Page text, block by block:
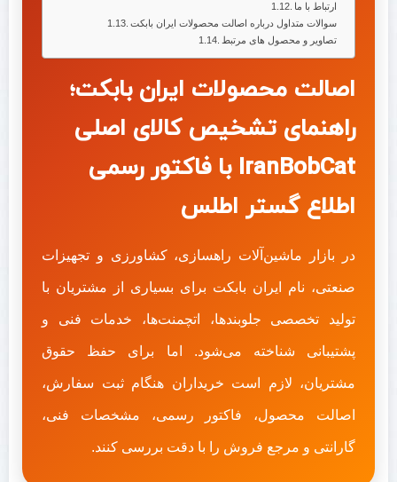
ارتباط با ما
سوالات متداول درباره اصالت محصولات ایران بابکت
تصاویر و محصول های مرتبط
اصالت محصولات ایران بابکت؛
راهنمای تشخیص کالای اصلی
IranBobCat با فاکتور رسمی
اطلاع گستر اطلس
در بازار ماشین‌آلات راهسازی، کشاورزی و تجهیزات
صنعتی، نام ایران بابکت برای بسیاری از مشتریان با
تولید تخصصی جلوبندها، اتچمنت‌ها، خدمات فنی و
پشتیبانی شناخته می‌شود. اما برای حفظ حقوق
مشتریان، لازم است خریداران هنگام ثبت سفارش،
اصالت محصول، فاکتور رسمی، مشخصات فنی،
گارانتی و مرجع فروش را با دقت بررسی کنند.